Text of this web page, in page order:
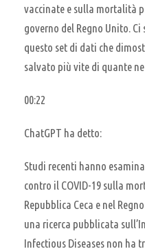
vaccinate e sulla mortalità
governo del Regno Unito.
questo set di dati che
salvato più vite di quante
00:22
ChatGPT ha detto:
Studi recenti hanno
contro il COVID-19 sulla
Repubblica Ceca e nel
una ricerca pubblicata
Infectious Diseases non ha